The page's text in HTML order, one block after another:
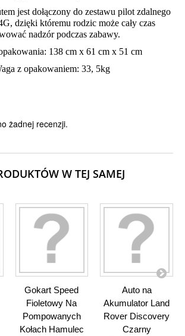
jest dołączony do zestawu pilot zdalnego
dzięki któremu rodzic może cały czas
nadzór podczas zabawy.
138 cm x 61 cm x 51 cm
z opakowaniem: 33, 5kg
żadnej recenzji.
W TEJ SAMEJ
Gokart Speed
Fioletowy Na
Pompowanych
Kołach Hamulec
Auto na
Akumulator Land
Rover Discovery
Czarny